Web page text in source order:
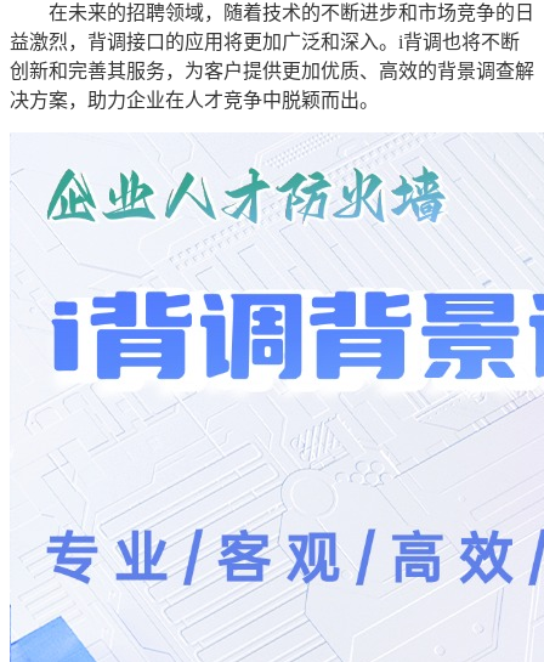
在未来的招聘领域，随着技术的不断进步和市场竞争的日
益激烈，背调接口的应用将更加广泛和深入。i背调也将不断
创新和完善其服务，为客户提供更加优质、高效的背景调查解
决方案，助力企业在人才竞争中脱颖而出。